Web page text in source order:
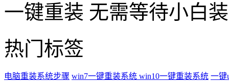
一键重装 无需等待小白
热门标签
电脑重装系统步骤 win7一键重装系统 win10一键重装系统 一键